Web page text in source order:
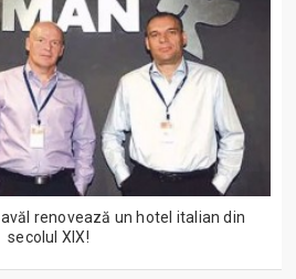
renovează un hotel italian din
secolul XIX!